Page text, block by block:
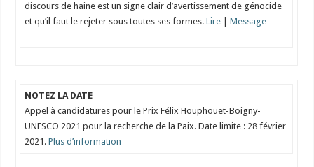
discours de haine est un signe clair d’avertissement de génocide
et qu’il faut le rejeter sous toutes ses formes. Lire| Message
NOTEZ LA DATE
Appel à candidatures pour le Prix Félix Houphouët-Boigny-
UNESCO 2021 pour la recherche de la Paix. Date limite : 28 février
2021. Plus d’information